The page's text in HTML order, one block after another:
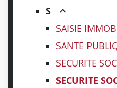
S
SAISIE
SANTE
SECURITE
SECURITE